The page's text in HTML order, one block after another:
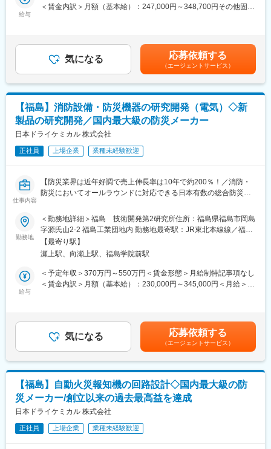
【安定性・成長性の高い企業】
・EV、自動運転、スマートフォンなど成長市場と関連
・特許取得22件を誇る高い技術力
■当社について：
福島県郡山市に本社を構え、有限な資源の回収・リサイクルを生
業とするスタンダード市場上場企業です。
まだリサイクルが社会に浸透していない高度経済成長期から、環
境保全や資源の有効活用に関わる事業を行い、社会課題の解決に
貢献する事業を行ってきました。
上を目指します。
用品を通じた排泄ケアの提案や相談対応等を行い、入所者やその
家族、施設スタッフ、経営者のすべての方に満足を提供するた
め、下記業務を行います。
・排泄ケアに関する問題点や商品ニーズのヒアリングと課題解決
の提案
・ライフリー製品の正しい使用方法の案内
・施設や利用者に応じた商品や排泄ケア方法の検討／提案
・講演会の企画／立案、実施
・大人用紙おむつ「ライフリー」をはじめとする介護用商品の導
入提案、販売促進等（商品取り扱い説明で実際に成人用おむつの
◆入社後の研修について：
ご入社後半年は研修期間として、定期的に座学や実技を通して学
ます。現場配属後も最初はOJTなどで先輩社員について同行して
業務を学んでいただき、外れた後もしっかりと同じ拠点担当やエ
リアの社員でフォローします。
◆就業環境：
・基本的には営業車を使用して移動。直行直帰がほとんどです。
・担当エリアは基本的に都道府県単位で分かれております。
で、1人で悩むことなく、安心して業務に取り組める環境がありま
す。
・産休育休制度の取得実績、復職実績もあり、女性も働きやすい
・会社命令での転居を伴うものは基本なし。ただし、ご家庭の事
情を踏まえて転居はタイミングによりますが可能です。
◆組織構成について：
・プロケア営業事業部は全国で200名程度の規模で、6～7割くら
いが女性の方です。20代～30代の方が多く、中途入社の方も大勢
活躍しております。
給与
＜賃金内訳＞月額（基本給）：247,000円～348,700円その他固定
賃金はあくまでも目安の金額であり、選考を通じて上下する可能
性があります。月給(月額)は固定手当を含めた表記です。
気になる 応募依頼する
（エージェントサービス）
【福島】消防設備・防災機器の研究開発（電気）◇新
製品の研究開発／国内最大級の防災メーカー
日本ドライケミカル 株式会社
正社員 上場企業 業種未経験歓迎
仕事内容
【防災業界は近年好調で売上伸長率は10年で約200％！／消防・
防災においてオールラウンドに対応できる日本有数の総合防災企
ず将来性・安定性◎／年休125日】
■業務内容：
自動火災報知機や感知器など、防災設備に関する新製品開発に携
わっていただきます。
防災システムに組み込まれる電子回路の設計、およびそれに伴う
評価を行っていただきます。
※開発する製品によっては認証取得作業を伴うこともあります。
ります。しかしながら製品に対する国の規制が強く、外資含め新
規参入の障壁が高い業界であるため新しい発想が生まれにくいで
す。同社は2016年に防犯業界大手のALSOKと資本業務提携を行う
など積極的な資本業務提携による新たなサービス・商品の模索を
しています。
■ポジションの魅力：
勤務地
＜勤務地詳細＞福島 技術開発第2研究所住所：福島県福島市岡島
字源氏山2-2 福島工業団地内 勤務地最寄駅：JR東北本線線／福島
駅受動喫煙対策：屋内喫煙可能場所あり変更の範囲：会社の定め
る事業所（リモートワーク含む）
【最寄り駅】
瀬上駅、向瀬上駅、福島学院前駅
給与
＜予定年収＞370万円～550万円＜賃金形態＞月給制特記事項なし
＜賃金内訳＞月額（基本給）：230,000円～345,000円＜月給＞
でした。賃金はあくまでも目安の金額であり、選考を通じて上下
する可能性があります。月給(月額)は固定手当を含めた表記です。
気になる 応募依頼する
（エージェントサービス）
【福島】自動火災報知機の回路設計◇国内最大級の防
災メーカー/創立以来の過去最高益を達成
日本ドライケミカル 株式会社
正社員 上場企業 業種未経験歓迎